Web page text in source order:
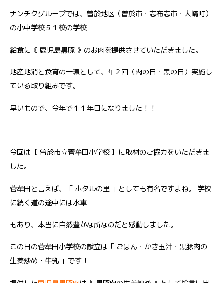
ナンチクグループでは、曽於地区（曽於市・志布志市・大崎町）
の小中学校５１校の学校
給食に《 鹿児島黒豚 》のお肉を提供させていただきました。
地産地消と食育の一環として、年２回（肉の日・黒の日）実施し
ている取り組みです。
早いもので、今年で１１年目になりました！！
今回は【 曽於市立菅牟田小学校 】に取材のご協力をいただきま
した。
菅牟田と言えば、「 ホタルの里 」としても有名ですよね。 学校
に続く道の途中には水車
もあり、本当に自然豊かな所なのだと感動しました。
この日の菅牟田小学校の献立は「 ごはん・かき玉汁・黒豚肉の
生姜炒め・牛乳 」です！